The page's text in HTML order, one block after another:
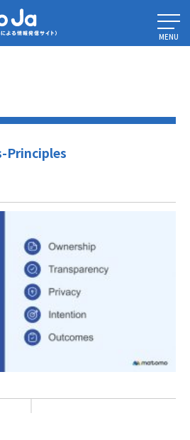
なぜビジネスにおいて重要なのでしょうか？
MENU
Principles